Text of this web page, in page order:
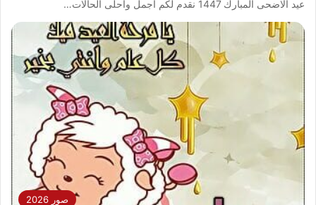
عيد الاضحى المبارك 1447 نقدم لكم اجمل واحلى الحالات…
صور 2026